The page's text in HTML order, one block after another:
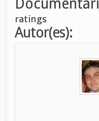
ratings
Autor(es):